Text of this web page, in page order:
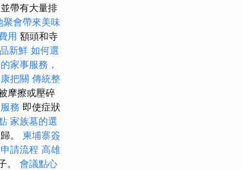
帶有大量排
聚會帶來美味
用 額頭和寺
新鮮 如何選
家事服務，
把關 傳統整
摩擦或壓碎
務 即使症狀
家族墓的選
。 柬埔寨簽
請流程 高雄
。 會議點心